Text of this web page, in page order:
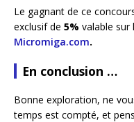
Le gagnant de ce
exclusif de 5% valable
Micromiga.com.
En conclusion …
Bonne exploration, ne
temps est compté, et